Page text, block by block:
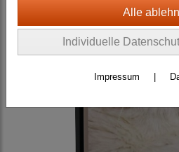
Individuelle
Impressum